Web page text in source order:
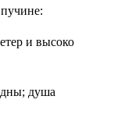
и высоко
душа